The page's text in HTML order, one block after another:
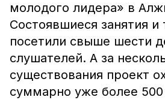
молодого лидера» в
Состоявшиеся занятия и
посетили свыше шести
слушателей. А за
существования проект
суммарно уже более 500